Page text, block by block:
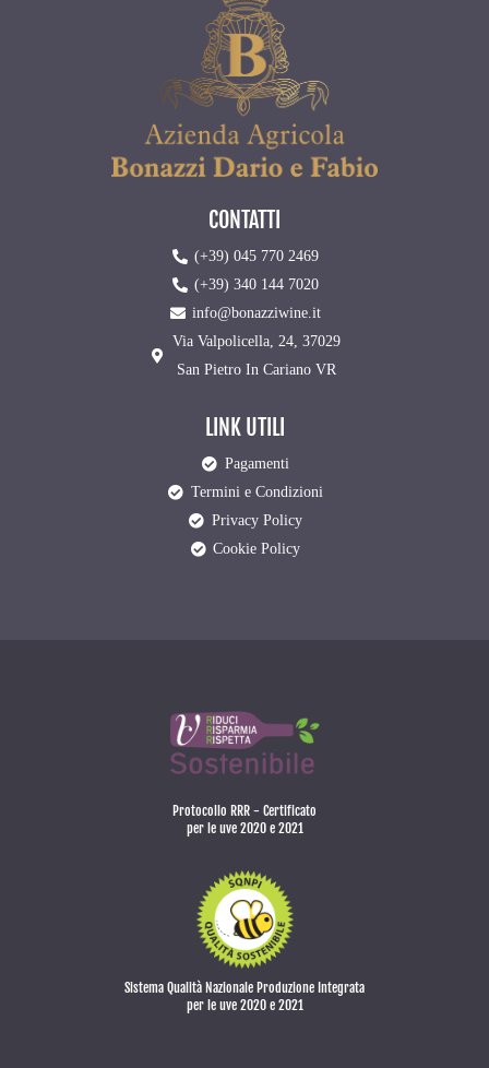
CONTATTI
(+39) 045 770 2469
(+39) 340 144 7020
info@bonazziwine.it
Via Valpolicella, 24, 37029
San Pietro In Cariano VR
LINK UTILI
Pagamenti
Termini e Condizioni
Privacy Policy
Cookie Policy
Protocollo RRR - Certificato
per le uve 2020 e 2021
Sistema Qualità Nazionale Produzione Integrata
per le uve 2020 e 2021